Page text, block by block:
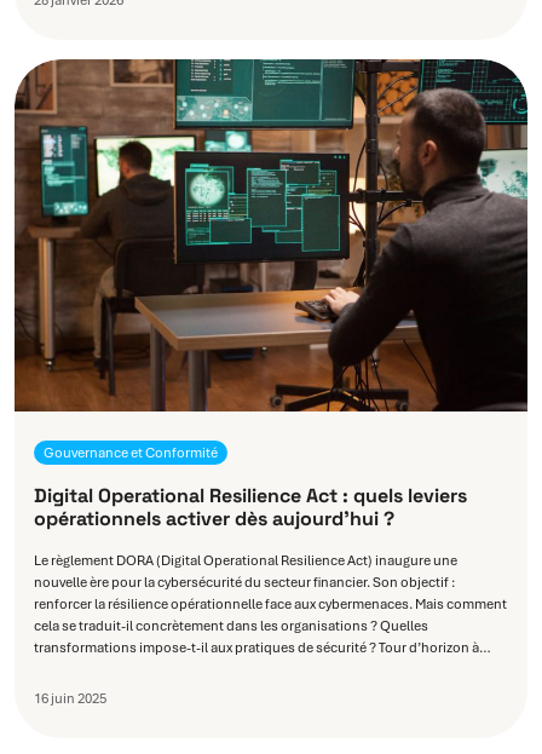
Gouvernance et Conformité
Digital Operational Resilience Act : quels leviers
opérationnels activer dès aujourd’hui ?
Le règlement DORA (Digital Operational Resilience Act) inaugure une
nouvelle ère pour la cybersécurité du secteur financier. Son objectif :
renforcer la résilience opérationnelle face aux cybermenaces. Mais comment
cela se traduit-il concrètement dans les organisations ? Quelles
transformations impose-t-il aux pratiques de sécurité ? Tour d’horizon à…
16 juin 2025